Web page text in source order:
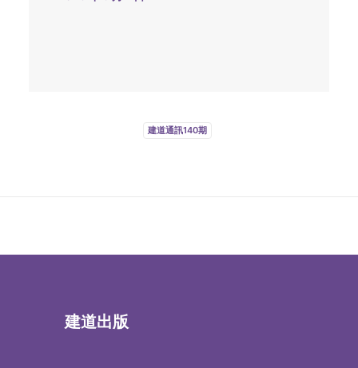
建道通訊140期
建道出版